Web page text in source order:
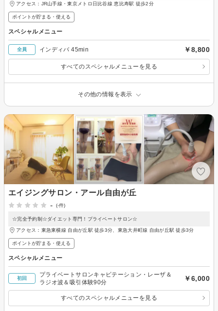
アクセス：JR山手線・東京メトロ日比谷線 恵比寿駅 徒歩2分
ポイントが貯まる・使える
スペシャルメニュー
全員 インディバ 45min ￥8,800
すべてのスペシャルメニューを見る
その他の情報を表示
エイジングサロン・アール自由が丘
-
(-件)
☆完全予約制☆ダイエット専門！プライベートサロン☆
アクセス：東急東横線 自由が丘駅 徒歩3分、東急大井町線 自由が丘駅 徒歩3分
ポイントが貯まる・使える
スペシャルメニュー
初回
プライベートサロンキャビテーション・レーザ＆
ラジオ波＆吸引体験90分
￥6,000
すべてのスペシャルメニューを見る